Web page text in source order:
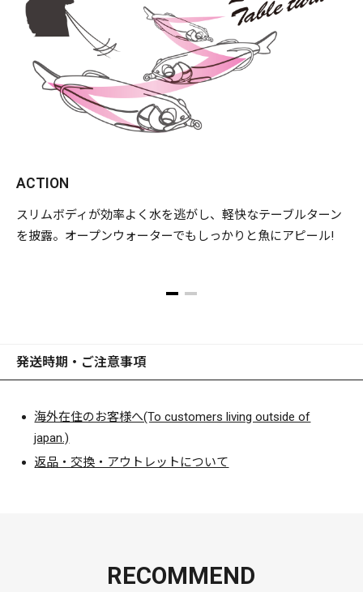
ACTION
スリムボディが効率よく水を逃がし、軽快なテーブルターン
を披露。オープンウォーターでもしっかりと魚にアピール!
発送時期・ご注意事項
海外在住のお客様へ(To customers living outside of
japan.)
返品・交換・アウトレットについて
RECOMMEND